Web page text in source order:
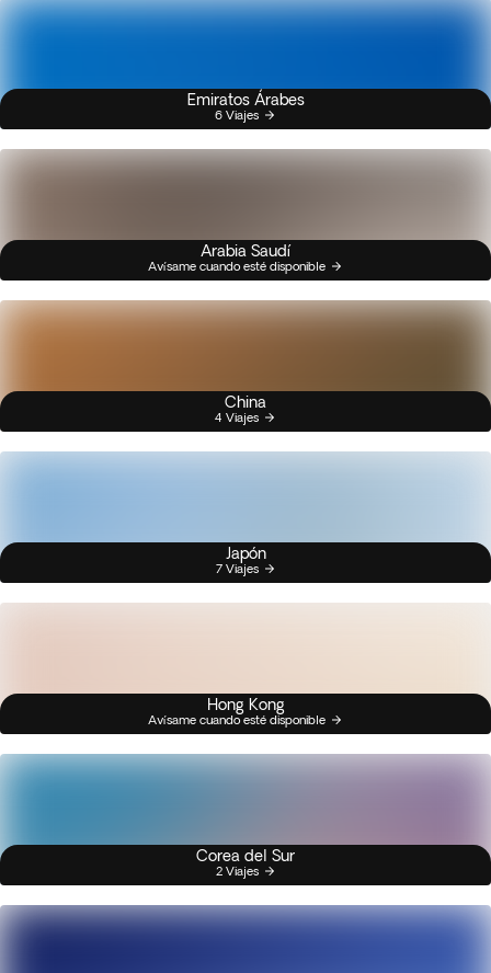
Emiratos Árabes
6 Viajes
Arabia Saudí
Avísame cuando esté disponible
China
4 Viajes
Japón
7 Viajes
Hong Kong
Avísame cuando esté disponible
Corea del Sur
2 Viajes